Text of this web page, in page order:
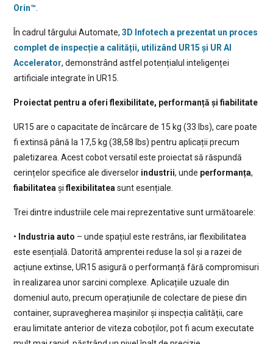
Orin™
În cadrul târgului Automate, 3D Infotech a prezentat un proces
complet de inspecție a calității, utilizând UR15 și UR AI
Accelerator, demonstrând astfel potențialul inteligenței
artificiale integrate în UR15.
Proiectat pentru a oferi flexibilitate, performanță și fiabilitate
UR15 are o capacitate de încărcare de 15 kg (33 lbs), care poate
fi extinsă până la 17,5 kg (38,58 lbs) pentru aplicații precum
paletizarea. Acest cobot versatil este proiectat să răspundă
cerințelor specifice ale diverselor industrii, unde performanța,
fiabilitatea șiflexibilitatea sunt esențiale.
Trei dintre industriile cele mai reprezentative sunt următoarele:
• Industria auto – unde spațiul este restrâns, iar flexibilitatea
este esențială. Datorită amprentei reduse la sol și a razei de
acțiune extinse, UR15 asigură o performanță fără compromisuri
în realizarea unor sarcini complexe. Aplicațiile uzuale din
domeniul auto, precum operațiunile de colectare de piese din
container, supravegherea mașinilor și inspecția calității, care
erau limitate anterior de viteza coboților, pot fi acum executate